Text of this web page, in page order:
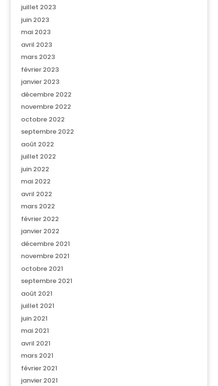
juillet 2023
juin 2023
mai 2023
avril 2023
mars 2023
février 2023
janvier 2023
décembre 2022
novembre 2022
octobre 2022
septembre 2022
août 2022
juillet 2022
juin 2022
mai 2022
avril 2022
mars 2022
février 2022
janvier 2022
décembre 2021
novembre 2021
octobre 2021
septembre 2021
août 2021
juillet 2021
juin 2021
mai 2021
avril 2021
mars 2021
février 2021
janvier 2021